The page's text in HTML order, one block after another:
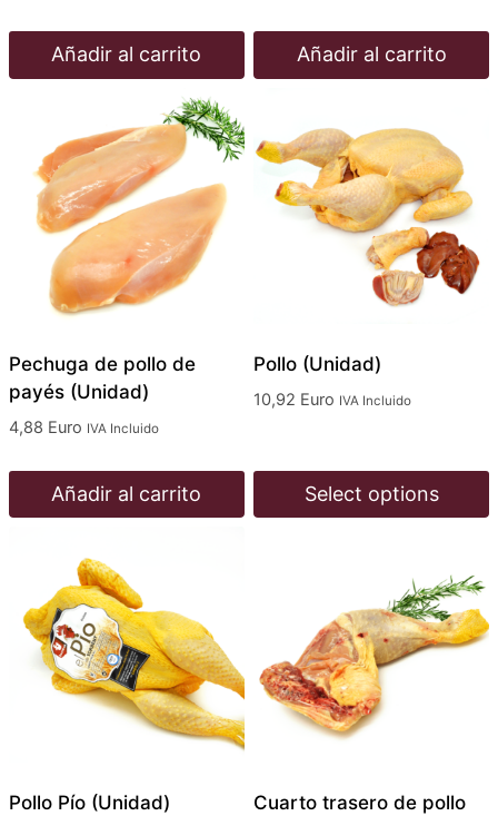
Añadir al carrito Añadir al carrito
Pechuga de pollo de
payés (Unidad)
4,88 Euro IVA Incluido
Añadir al carrito
Pollo (Unidad)
10,92 Euro IVA Incluido
Select options
Pollo Pío (Unidad)
Cuarto trasero de pollo